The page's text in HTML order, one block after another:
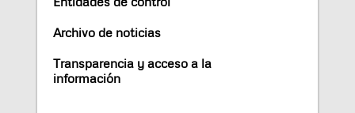
Archivo de noticias
Transparencia y acceso a la
información